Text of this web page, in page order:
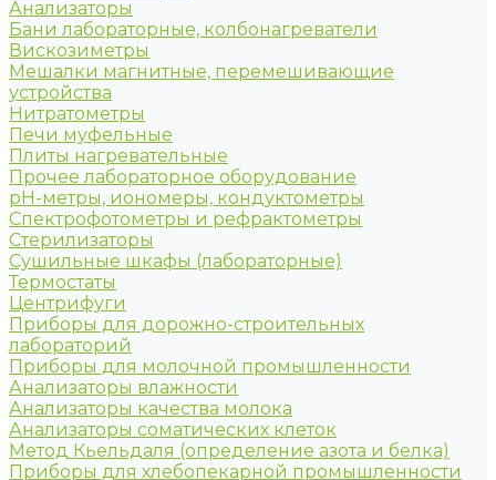
Анализаторы
Бани лабораторные, колбонагреватели
Вискозиметры
Мешалки магнитные, перемешивающие
устройства
Нитратометры
Печи муфельные
Плиты нагревательные
Прочее лабораторное оборудование
рН-метры, иономеры, кондуктометры
Спектрофотометры и рефрактометры
Стерилизаторы
Сушильные шкафы (лабораторные)
Термостаты
Центрифуги
Приборы для дорожно-строительных
лабораторий
Приборы для молочной промышленности
Анализаторы влажности
Анализаторы качества молока
Анализаторы соматических клеток
Метод Кьельдаля (определение азота и белка)
Приборы для хлебопекарной промышленности